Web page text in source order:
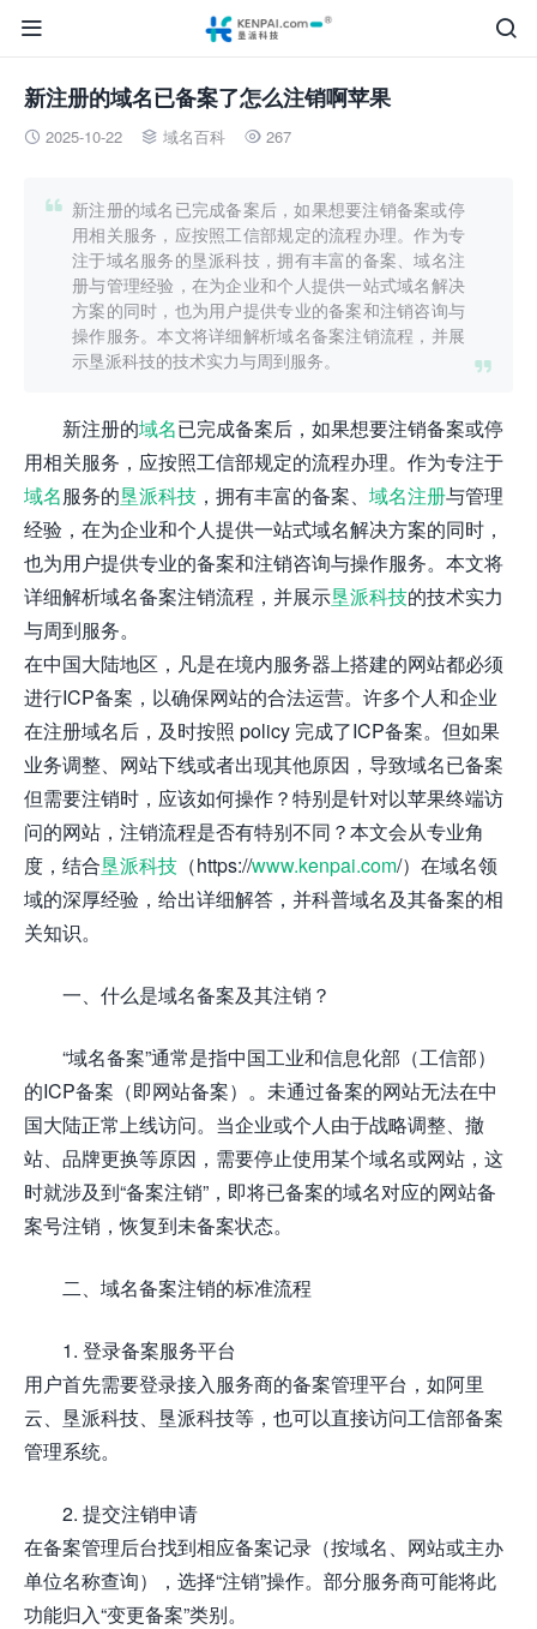


新注册的域名已备案了怎么注销啊苹果
 2025-10-22  域名百科  267


新注册的域名已完成备案后，如果想要注销备案或停
用相关服务，应按照工信部规定的流程办理。作为专
注于域名服务的垦派科技，拥有丰富的备案、域名注
册与管理经验，在为企业和个人提供一站式域名解决
方案的同时，也为用户提供专业的备案和注销咨询与
操作服务。本文将详细解析域名备案注销流程，并展
示垦派科技的技术实力与周到服务。
新注册的域名已完成备案后，如果想要注销备案或停
用相关服务，应按照工信部规定的流程办理。作为专注于
域名服务的垦派科技 ，拥有丰富的备案、 域名注册与管理
经验，在为企业和个人提供一站式域名解决方案的同时，
也为用户提供专业的备案和注销咨询与操作服务。本文将
详细解析域名备案注销流程，并展示垦派科技的技术实力
与周到服务。
在中国大陆地区，凡是在境内服务器上搭建的网站都必须
进行ICP备案，以确保网站的合法运营。许多个人和企业
在注册域名后，及时按照 policy 完成了ICP备案。但如果
业务调整、网站下线或者出现其他原因，导致域名已备案
但需要注销时，应该如何操作？特别是针对以苹果终端访
问的网站，注销流程是否有特别不同？本文会从专业角
度，结合垦派科技 （https://www.kenpai.com/）在域名领
域的深厚经验，给出详细解答，并科普域名及其备案的相
关知识。
一、什么是域名备案及其注销？
“域名备案”通常是指中国工业和信息化部（工信部）
的ICP备案（即网站备案）。未通过备案的网站无法在中
国大陆正常上线访问。当企业或个人由于战略调整、撤
站、品牌更换等原因，需要停止使用某个域名或网站，这
时就涉及到“备案注销”，即将已备案的域名对应的网站备
案号注销，恢复到未备案状态。
二、域名备案注销的标准流程
1. 登录备案服务平台
用户首先需要登录接入服务商的备案管理平台，如阿里
云、垦派科技、垦派科技等，也可以直接访问工信部备案
管理系统。
2. 提交注销申请
在备案管理后台找到相应备案记录（按域名、网站或主办
单位名称查询），选择“注销”操作。部分服务商可能将此
功能归入“变更备案”类别。